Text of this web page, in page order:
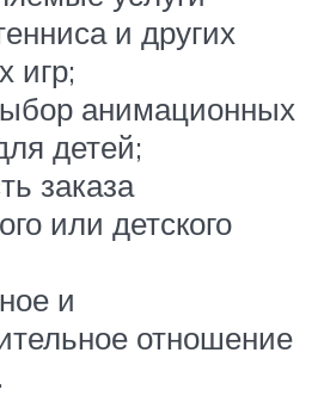
и других
игр;
анимационных
детей;
заказа
или детского
и
отношение